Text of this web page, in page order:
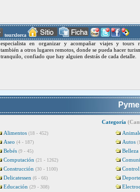
tourxlorca
especialista en organizar y acompañar viajes y tours
también a otros lugares remotos, donde se pueda hacer
tranquilo, confiado que hay alguien destrás de cada detalle.
Categoría
Alimentos (18 - 452)
Aseo (4 - 187) Autos
Bebés (9 - 45)
Belleza
Computación (21 - 1262)
Construcción (30 - 1100)
Delicatessen (6 - 66)
Educación (29 - 308)